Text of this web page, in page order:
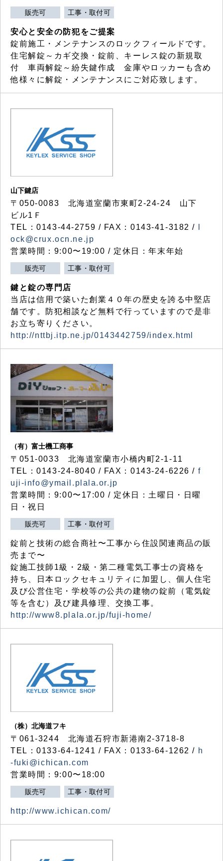
販売可 工事・取付可
安心と安全の防犯をご提案
錠前施工・メンテナンスのロックフィールドです。
住宅解錠～カギ交換・錠前、キーレス錠の新規取
付 車両解錠～紛失鍵作成 金庫やロッカーも含め
他様々に解錠・メンテナンスにご対応致します。
山下鍵店
〒050-0083 北海道室蘭市東町2-24-24 山下
ビル1Ｆ
TEL：0143-44-2759 / FAX：0143-41-3182 /
ock@crux.ocn.ne.jp
営業時間：9:00〜19:00 / 定休日：年末年始
販売可 工事・取付可
鍵と錠の専門店
当店は信用で築いた創業４０年の歴史を誇る中堅店
舗です。防犯相談など無料で行っていますので是非
お立ち寄りください。
http://nttbj.itp.ne.jp/0143442759/index.html
（有）富士機工商事
〒051-0033 北海道室蘭市小橋内町2-1-11
TEL：0143-24-8040 / FAX：0143-24-6226 / f
uji-info@ymail.plala.or.jp
営業時間：9:00〜17:00 / 定休日：土曜日・日曜
日・祝日
販売可 工事・取付可
錠前と技術の総合商社〜工事から住設関連商品の販
売まで〜
錠施工技師1級・2級・第二種電気工事士の資格を
持ち、日本ロックセキュリティに加盟し、個人住宅
及び公営住宅・学校等の公共の建物の錠前（電気錠
等を含む）及び建具修理、交換工事。
http://www8.plala.or.jp/fuji-home/
（株）北海道フキ
〒061-3244 北海道石狩市新港南2-3718-8
TEL：0133-64-1241 / FAX：0133-64-1262 / h
-fuki@ichican.com
営業時間：9:00〜18:00
販売可 工事・取付可
http://www.ichican.com/